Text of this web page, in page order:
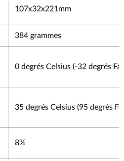
107x32x221mm
384 grammes
0 degrés Celsius (-32 degrés
35 degrés Celsius (95 degrés
8%